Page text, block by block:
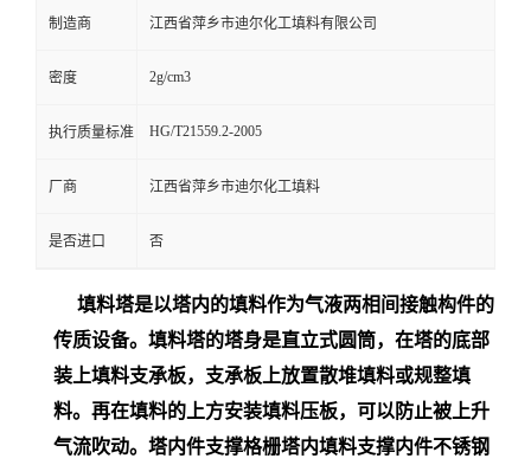
制造商 江西省萍乡市迪尔化工填料有限公司
密度 2g/cm3
执行质量标准 HG/T21559.2-2005
厂商 江西省萍乡市迪尔化工填料
是否进口 否
填料塔是以塔内的填料作为气液两相间接触构件的
传质设备。填料塔的塔身是直立式圆筒，在塔的底部
装上填料支承板，支承板上放置散堆填料或规整填
料。再在填料的上方安装填料压板，可以防止被上升
气流吹动。塔内件支撑格栅塔内填料支撑内件不锈钢